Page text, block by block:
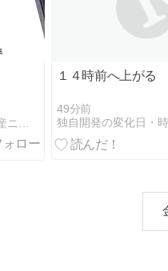
JinaCoin｜仮想通貨/暗号資産ニュース・情報メディア
１４時前へ上がる
49分前